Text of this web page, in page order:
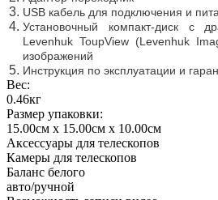
USB кабель для подключения и
Установочный компакт-диск с
Levenhuk ToupView (Levenhuk
изображений
Инструкция по эксплуатации и
Вес:
0.46кг
Размер упаковки:
15.00см x 15.00см x 10.00см
Аксессуары для телескопов
Камеры для телескопов
Баланс белого
авто/ручной